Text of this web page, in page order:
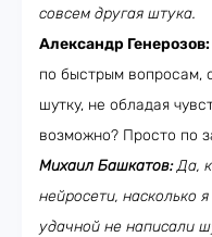
совсем другая штука.
Александр Генерозов:
по быстрым вопросам,
шутку, не обладая
возможно? Просто по
Михаил Башкатов:Да,
нейросети, насколько
удачной не написали